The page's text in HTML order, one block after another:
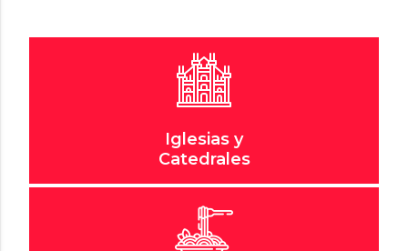
Iglesias y
Catedrales